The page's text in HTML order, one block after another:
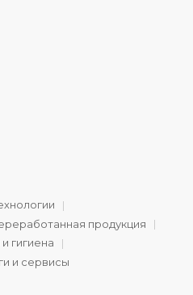
продукция
гигиена
и сервисы